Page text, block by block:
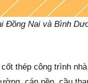
Đồng Nai và Bình
thép công trình